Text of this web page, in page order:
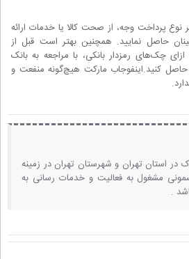
نوع پرداخت وجه، از صحت کالا یا خدمات ارائه
حاصل نمایید. همچنین بهتر است قبل از
چک‌های رمزدار بانکی، با مراجعه به بانک
کنید.اینفوجاب مارکت هیچ‌گونه منفعت و
در استان تهران و شهرستان تهران در زمینه
مشغول به فعالیت و خدمات رسانی به
.